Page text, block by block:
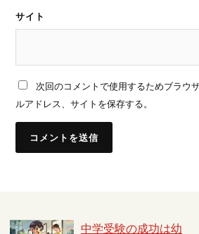
サイト
次回のコメントで使用するためブラウ
ルアドレス、サイトを保存する。
中学受験の成功は幼